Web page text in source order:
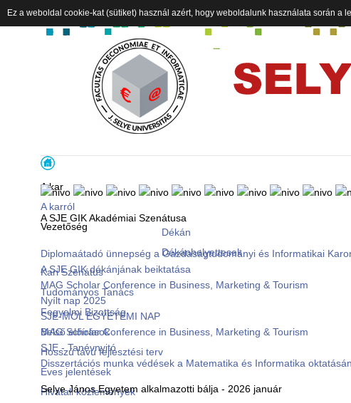
A kar
A karról
Vezetőség
Dékán
Dékánhelyettesek
Kari Szenátus
Tudományos Tanács
Fegyelmi Bizottság
Belső előírások
Hosszú távú fejlesztési terv
Éves jelentések
Hivatali közlemények
A SJE GIK Akadémiai Szenátusa
Diplomaátadó ünnepség a Gazdaságtudományi és Informatikai
A SJE GIK dékánjának beiktatása
MAG Scholar Conference in Business, Marketing & Tourism
Nyílt nap 2025
SJE-MOL EGYETEMI NAP
MAG Scholar Conference in Business, Marketing & Tourism
SJE - Tanévnyitó
Disszertációs munka védések a Matematika és Informatika
Selye János Egyetem alkalmazotti bálja - 2026 január
Ez a weboldal cookie-kat (sütiket) használ azért, hogy weboldalunk használata során